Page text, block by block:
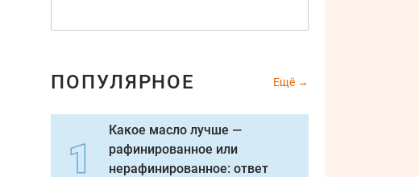
ПОПУЛЯРНОЕ Ещё
Какое масло лучше —
рафинированное или
нерафинированное: ответ